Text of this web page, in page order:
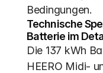
Bedingungen.
Technische
Batterie im
Die 137 kWh
HEERO Midi-